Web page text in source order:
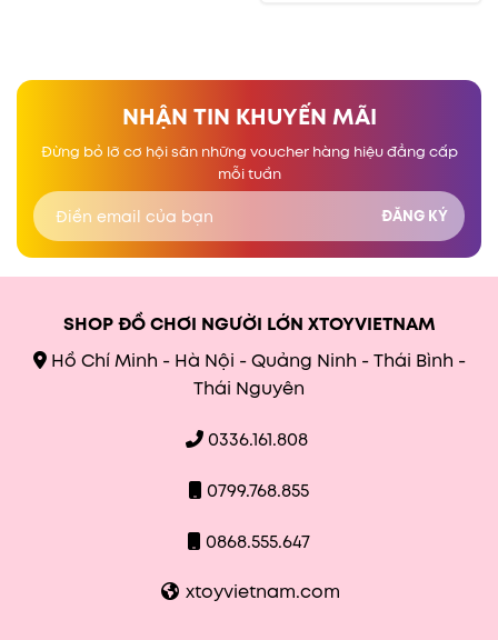
NHẬN TIN KHUYẾN MÃI
Đừng bỏ lỡ cơ hội săn những voucher hàng hiệu đẳng cấp
mỗi tuần
SHOP ĐỒ CHƠI NGƯỜI LỚN XTOYVIETNAM
Hồ Chí Minh - Hà Nội - Quảng Ninh - Thái Bình -
Thái Nguyên
0336.161.808
0799.768.855
0868.555.647
xtoyvietnam.com